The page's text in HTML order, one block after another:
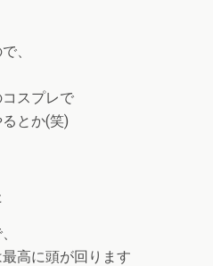
、
スプレで
とか(笑)
高に頭が回ります